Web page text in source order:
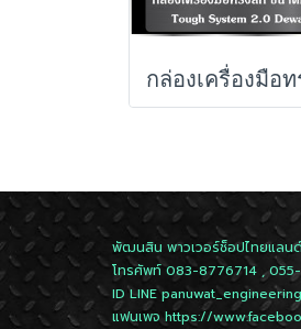
พัฒนสิน พาวเวอร์ช็อปไทยแลน
โทรศัพท์ 083-8776714 ,
ID LINEpanuwat_engineering
แฟนเพจhttps://